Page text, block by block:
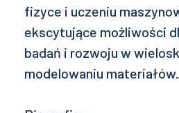
fizyce i uczeniu
ekscytujące możliwości
badań i rozwoju w
modelowaniu materiałów.